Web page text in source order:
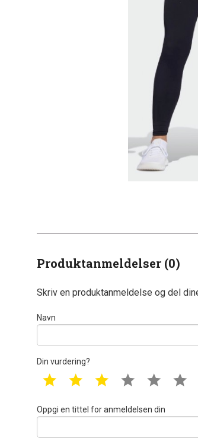
Produktanmeldelser (0)
Skriv en produktanmeldelse og del
Navn
Din vurdering?
1 star 2 star 3 star 4 star 5 star
Oppgi en tittel for anmeldelsen din